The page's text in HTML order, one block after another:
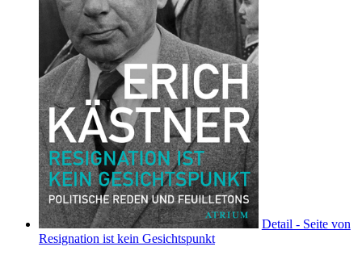
Detail - Seite von
Resignation ist kein Gesichtspunkt